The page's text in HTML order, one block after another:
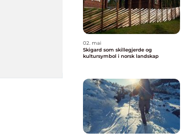
02. mai
Skigard som skillegjerde og
kultursymbol i norsk landskap